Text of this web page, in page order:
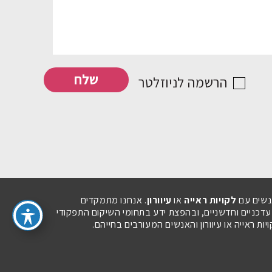
הרשמה לניוזלטר
עם לקויות ראייה אועיוורון. אנחנו מתמקדים
וחדשניים, ובהפצת ידע בתחומי השיקום התפקודי
ראייה או עיוורון והאנשים המעורבים בחייהם.